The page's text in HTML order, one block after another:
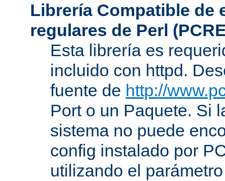
Librería Compatible de
regulares de Perl
Esta librería es
incluido con httpd.
fuente de http://
Port o un Paquete. Si
sistema no puede
config instalado por
utilizando el parámetro